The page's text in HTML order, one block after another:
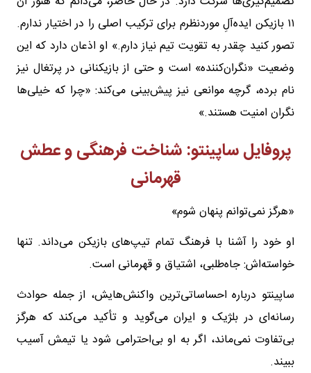
۱۱ بازیکن ایده‌آلِ موردنظرم برای ترکیب اصلی را در اختیار ندارم.
تصور کنید چقدر به تقویت تیم نیاز دارم.» او اذعان دارد که این
وضعیت «نگران‌کننده» است و حتی از بازیکنانی در پرتغال نیز
نام برده، گرچه موانعی نیز پیش‌بینی می‌کند: «چرا که خیلی‌ها
نگران امنیت هستند.»
پروفایل ساپینتو: شناخت فرهنگی و عطش
قهرمانی
«هرگز نمی‌توانم پنهان شوم»
او خود را آشنا با فرهنگ تمام تیپ‌های بازیکن می‌داند. تنها
خواسته‌اش: جاه‌طلبی، اشتیاق و قهرمانی است.
ساپینتو درباره احساساتی‌ترین واکنش‌هایش، از جمله حوادث
رسانه‌ای در بلژیک و ایران می‌گوید و تأکید می‌کند که هرگز
بی‌تفاوت نمی‌ماند، اگر به او بی‌احترامی شود یا تیمش آسیب
ببیند.